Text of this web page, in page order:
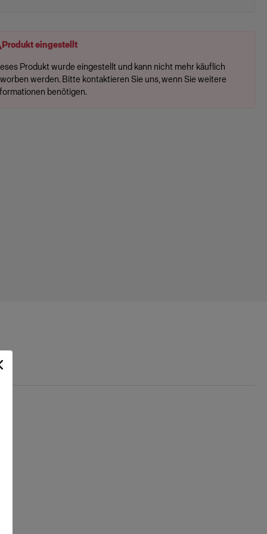
Produkt eingestellt
Produkt wurde eingestellt und kann nicht mehr käuflich
werden. Bitte kontaktieren Sie uns, wenn Sie weitere
benötigen.